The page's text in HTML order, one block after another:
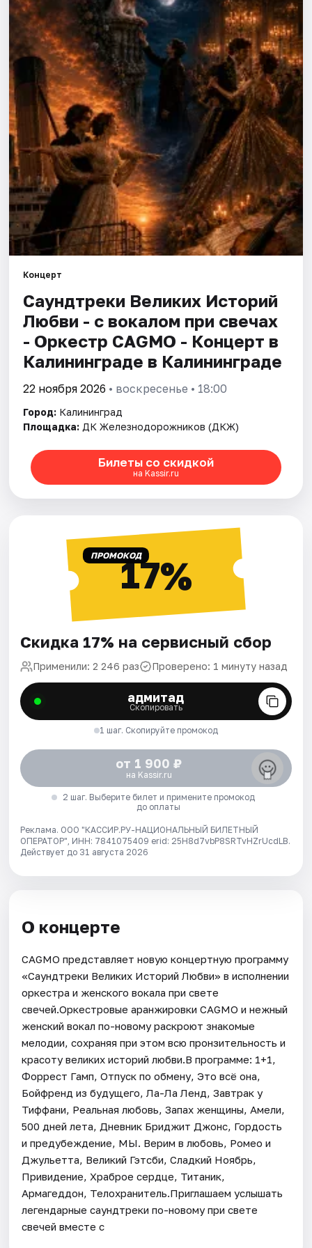
Города
Площадки
Артисты
Рейтинги
Концерт
Саундтреки Великих Историй
Любви - с вокалом при свечах
- Оркестр CAGMO - Концерт в
Калининграде в Калининграде
22 ноября 2026 • воскресенье • 18:00
Город: Калининград
Площадка: ДК Железнодорожников (ДКЖ)
Билеты со скидкой
на Kassir.ru
ПРОМОКОД17%
Скидка 17% на сервисный сбор
Применили: 2 246 раз Проверено: 1 минуту назад
адмитад
Скопировать
1 шаг. Скопируйте промокод
от 1 900 ₽
на Kassir.ru
2 шаг. Выберите билет и примените промокод
до оплаты
Реклама. ООО "КАССИР.РУ-НАЦИОНАЛЬНЫЙ БИЛЕТНЫЙ
ОПЕРАТОР", ИНН: 7841075409 erid: 25H8d7vbP8SRTvHZrUcdLB.
Действует до 31 августа 2026
О концерте
CAGMO представляет новую концертную программу
«Саундтреки Великих Историй Любви» в исполнении
оркестра и женского вокала при свете
свечей.Оркестровые аранжировки CAGMO и нежный
женский вокал по-новому раскроют знакомые
мелодии, сохраняя при этом всю пронзительность и
красоту великих историй любви.В программе: 1+1,
Форрест Гамп, Отпуск по обмену, Это всё она,
Бойфренд из будущего, Ла-Ла Ленд, Завтрак у
Тиффани, Реальная любовь, Запах женщины, Амели,
500 дней лета, Дневник Бриджит Джонс, Гордость
и предубеждение, МЫ. Верим в любовь, Ромео и
Джульетта, Великий Гэтсби, Сладкий Ноябрь,
Привидение, Храброе сердце, Титаник,
Армагеддон, Телохранитель.Приглашаем услышать
легендарные саундтреки по-новому при свете
свечей вместе с